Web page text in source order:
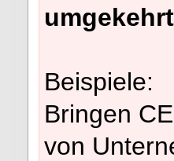
Beispiele:
Bringen
von